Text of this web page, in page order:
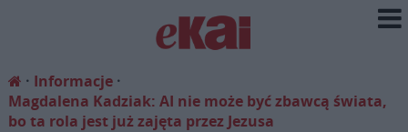
Informacje
Magdalena Kadziak: AI nie może być zbawcą świata,
bo ta rola jest już zajęta przez Jezusa